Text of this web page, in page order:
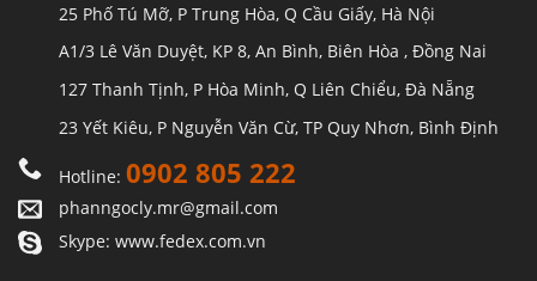
25 Phố Tú Mỡ, P Trung Hòa, Q Cầu Giấy, Hà Nội
A1/3 Lê Văn Duyệt, KP 8, An Bình, Biên Hòa , Đồng Nai
127 Thanh Tịnh, P Hòa Minh, Q Liên Chiểu, Đà Nẵng
23 Yết Kiêu, P Nguyễn Văn Cừ, TP Quy Nhơn, Bình Định
Hotline:0902 805 222
phanngocly.mr@gmail.com
Skype: www.fedex.com.vn